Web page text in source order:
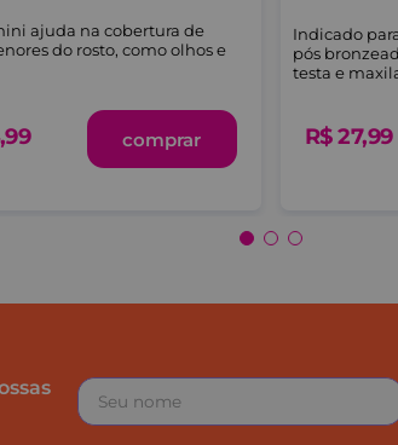
ajuda na cobertura de
do rosto, como olhos e
,99 comprar
Indicado
pós
testa e
R$ 27,99